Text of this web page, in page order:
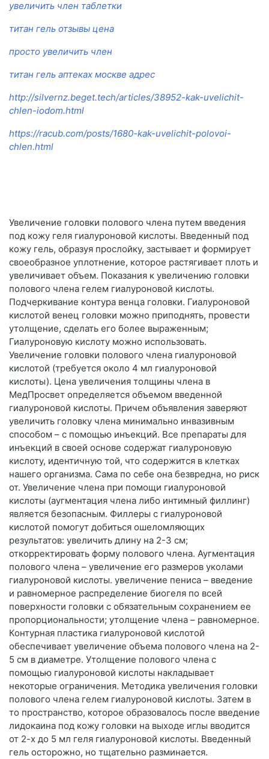
увеличить член таблетки
титан гель отзывы цена
просто увеличить член
титан гель аптеках москве адрес
http://silvernz.beget.tech/articles/38952-kak-uvelichit-
chlen-iodom.html
https://racub.com/posts/1680-kak-uvelichit-polovoi-
chlen.html
Увеличение головки полового члена путем введения
под кожу геля гиалуроновой кислоты. Введенный под
кожу гель, образуя прослойку, застывает и формирует
своеобразное уплотнение, которое растягивает плоть и
увеличивает объем. Показания к увеличению головки
полового члена гелем гиалуроновой кислоты.
Подчеркивание контура венца головки. Гиалуроновой
кислотой венец головки можно приподнять, провести
утолщение, сделать его более выраженным;
Гиалуроновую кислоту можно использовать.
Увеличение головки полового члена гиалуроновой
кислотой (требуется около 4 мл гиалуроновой
кислоты). Цена увеличения толщины члена в
МедПросвет определяется объемом введенной
гиалуроновой кислоты. Причем объявления заверяют
увеличить головку члена минимально инвазивным
способом – с помощью инъекций. Все препараты для
инъекций в своей основе содержат гиалуроновую
кислоту, идентичную той, что содержится в клетках
нашего организма. Сама по себе она безвредна, но риск
от. Увеличение члена при помощи гиалуроновой
кислоты (аугментация члена либо интимный филлинг)
является безопасным. Филлеры с гиалуроновой
кислотой помогут добиться ошеломляющих
результатов: увеличить длину на 2-3 см;
откорректировать форму полового члена. Аугментация
полового члена – увеличение его размеров уколами
гиалуроновой кислоты. увеличение пениса – введение
и равномерное распределение биогеля по всей
поверхности головки с обязательным сохранением ее
пропорциональности; утолщение члена – равномерное.
Контурная пластика гиалуроновой кислотой
обеспечивает увеличение объема полового члена на 2-
5 см в диаметре. Утолщение полового члена с
помощью гиалуроновой кислоты накладывает
некоторые ограничения. Методика увеличения головки
полового члена гелем гиалуроновой кислоты. Затем в
то пространство, которое образовалось после введение
лидокаина под кожу головки на выходе иглы вводится
от 2-х до 5 мл геля гиалуроновой кислоты. Введенный
гель осторожно, но тщательно разминается.